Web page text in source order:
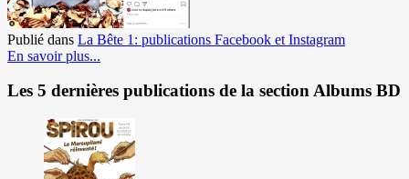
Publié dans La Bête 1: publications Facebook et Instagram
En savoir plus...
Les 5 dernières publications de la section Albums BD